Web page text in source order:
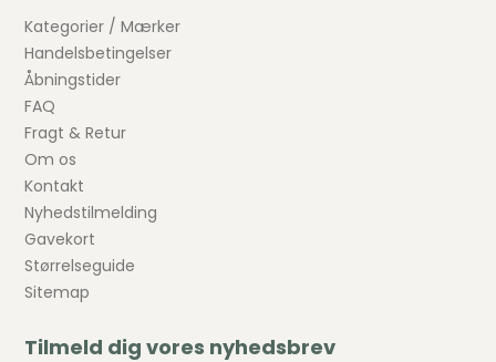
Kategorier / Mærker
Handelsbetingelser
Åbningstider
FAQ
Fragt & Retur
Om os
Kontakt
Nyhedstilmelding
Gavekort
Størrelseguide
Sitemap
Tilmeld dig vores nyhedsbrev